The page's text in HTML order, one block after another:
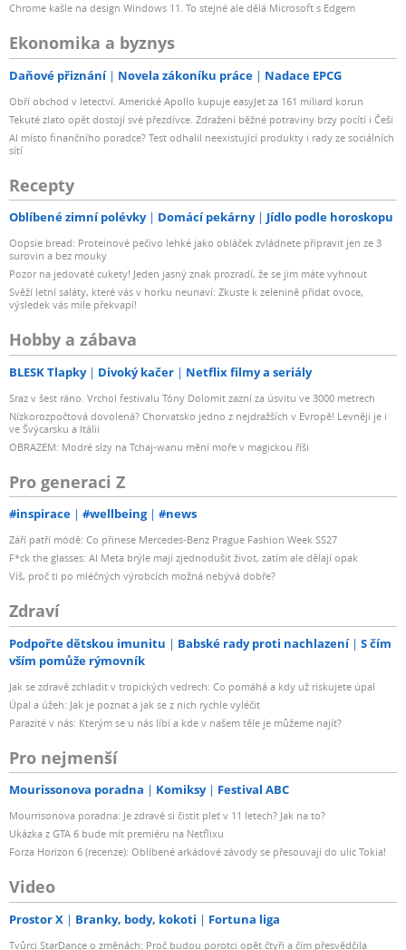
Chrome kašle na design Windows 11. To stejné ale dělá Microsoft s Edgem
Ekonomika a byznys
Daňové přiznání Novela zákoníku práce Nadace EPCG
Obří obchod v letectví. Americké Apollo kupuje easyJet za 161 miliard korun
Tekuté zlato opět dostojí své přezdívce. Zdražení běžné potraviny brzy pocítí i Češi
AI místo finančního poradce? Test odhalil neexistující produkty i rady ze sociálních
sítí
Recepty
Oblíbené zimní polévky Domácí pekárny Jídlo podle horoskopu
Oopsie bread: Proteinové pečivo lehké jako obláček zvládnete připravit jen ze 3
surovin a bez mouky
Pozor na jedovaté cukety! Jeden jasný znak prozradí, že se jim máte vyhnout
Svěží letní saláty, které vás v horku neunaví: Zkuste k zelenině přidat ovoce,
výsledek vás mile překvapí!
Hobby a zábava
BLESK Tlapky Divoký kačer Netflix filmy a seriály
Sraz v šest ráno. Vrchol festivalu Tóny Dolomit zazní za úsvitu ve 3000 metrech
Nízkorozpočtová dovolená? Chorvatsko jedno z nejdražších v Evropě! Levněji je i
ve Švýcarsku a Itálii
OBRAZEM: Modré slzy na Tchaj-wanu mění moře v magickou říši
Pro generaci Z
#inspirace #wellbeing #news
Září patří módě: Co přinese Mercedes-Benz Prague Fashion Week SS27
F*ck the glasses: AI Meta brýle mají zjednodušit život, zatím ale dělají opak
Víš, proč ti po mléčných výrobcích možná nebývá dobře?
Zdraví
Podpořte dětskou imunitu Babské rady proti nachlazení
S čím
vším pomůže rýmovník
Jak se zdravě zchladit v tropických vedrech: Co pomáhá a kdy už riskujete úpal
Úpal a úžeh: Jak je poznat a jak se z nich rychle vyléčit
Parazité v nás: Kterým se u nás líbí a kde v našem těle je můžeme najít?
Pro nejmenší
Mourissonova poradna Komiksy Festival ABC
Mourrisonova poradna: Je zdravé si čistit pleť v 11 letech? Jak na to?
Ukázka z GTA 6 bude mít premiéru na Netflixu
Forza Horizon 6 (recenze): Oblíbené arkádové závody se přesouvají do ulic Tokia!
Video
Prostor X Branky, body, kokoti Fortuna liga
Tvůrci StarDance o změnách: Proč budou porotci opět čtyři a čím přesvědčila